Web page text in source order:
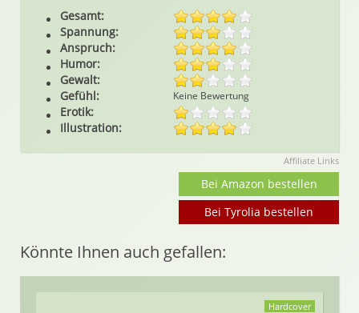
Gesamt:
Spannung:
Anspruch:
Humor:
Gewalt:
Gefühl:
Keine Bewertung
Erotik:
Illustration:
Affiliate Links
Bei Amazon bestellen
Bei Tyrolia bestellen
Könnte Ihnen auch gefallen:
Hardcover